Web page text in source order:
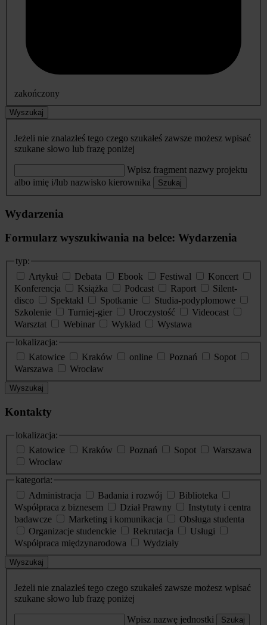
zakończony
Wyszukaj
Jeżeli nie znalazłeś tego czego szukałeś zawsze możesz wpisać
szukane słowo lub frazę poniżej
Wpisz fragment nazwy projektu
albo imię i/lub nazwisko kierownika
Szukaj
Wydarzenia
Formularz wyszukiwania na belce: Wydarzenia
typ:
Artykuł
Debata Ebook Festiwal
Koncert
Konferencja
Książka Podcast Raport
Silent-
disco
Spektakl Spotkanie
Studia-podyplomowe
Szkolenie
Turniej-gier Uroczystość
Videocast
Warsztat
Webinar Wykład
Wystawa
lokalizacja:
Katowice
Kraków online Poznań
Sopot
Warszawa
Wrocław
Wyszukaj
Kontakty
lokalizacja:
Katowice
Kraków Poznań Sopot
Warszawa
Wrocław
kategoria:
Administracja
Badania i rozwój
Biblioteka
Współpraca z biznesem
Dział Prawny
Instytuty i centra
badawcze
Marketing i komunikacja
Obsługa studenta
Organizacje studenckie
Rekrutacja
Usługi
Współpraca międzynarodowa
Wydziały
Wyszukaj
Jeżeli nie znalazłeś tego czego szukałeś zawsze możesz wpisać
szukane słowo lub frazę poniżej
Wpisz nazwę jednostki Szukaj